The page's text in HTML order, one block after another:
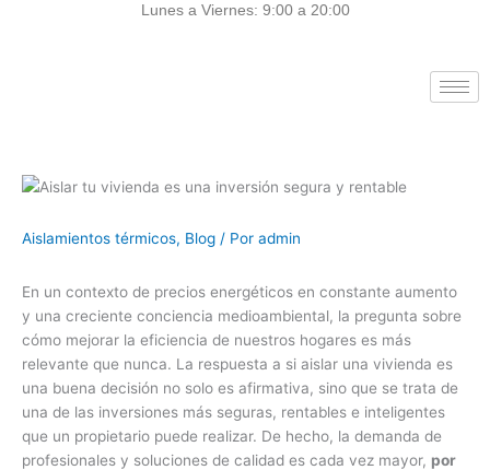
Lunes a Viernes: 9:00 a 20:00
Aislamientos térmicos, Blog / Por admin
En un contexto de precios energéticos en constante aumento
y una creciente conciencia medioambiental, la pregunta sobre
cómo mejorar la eficiencia de nuestros hogares es más
relevante que nunca. La respuesta a si aislar una vivienda es
una buena decisión no solo es afirmativa, sino que se trata de
una de las inversiones más seguras, rentables e inteligentes
que un propietario puede realizar. De hecho, la demanda de
profesionales y soluciones de calidad es cada vez mayor, por